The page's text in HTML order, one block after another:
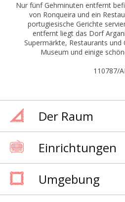
Nur fünf Gehminuten entfernt
von Ronqueira und ein
portugiesische Gerichte
entfernt liegt das Dorf
Supermärkte, Restaurants und
Museum und einige
110787/
Der Raum
Einrichtungen
Umgebung